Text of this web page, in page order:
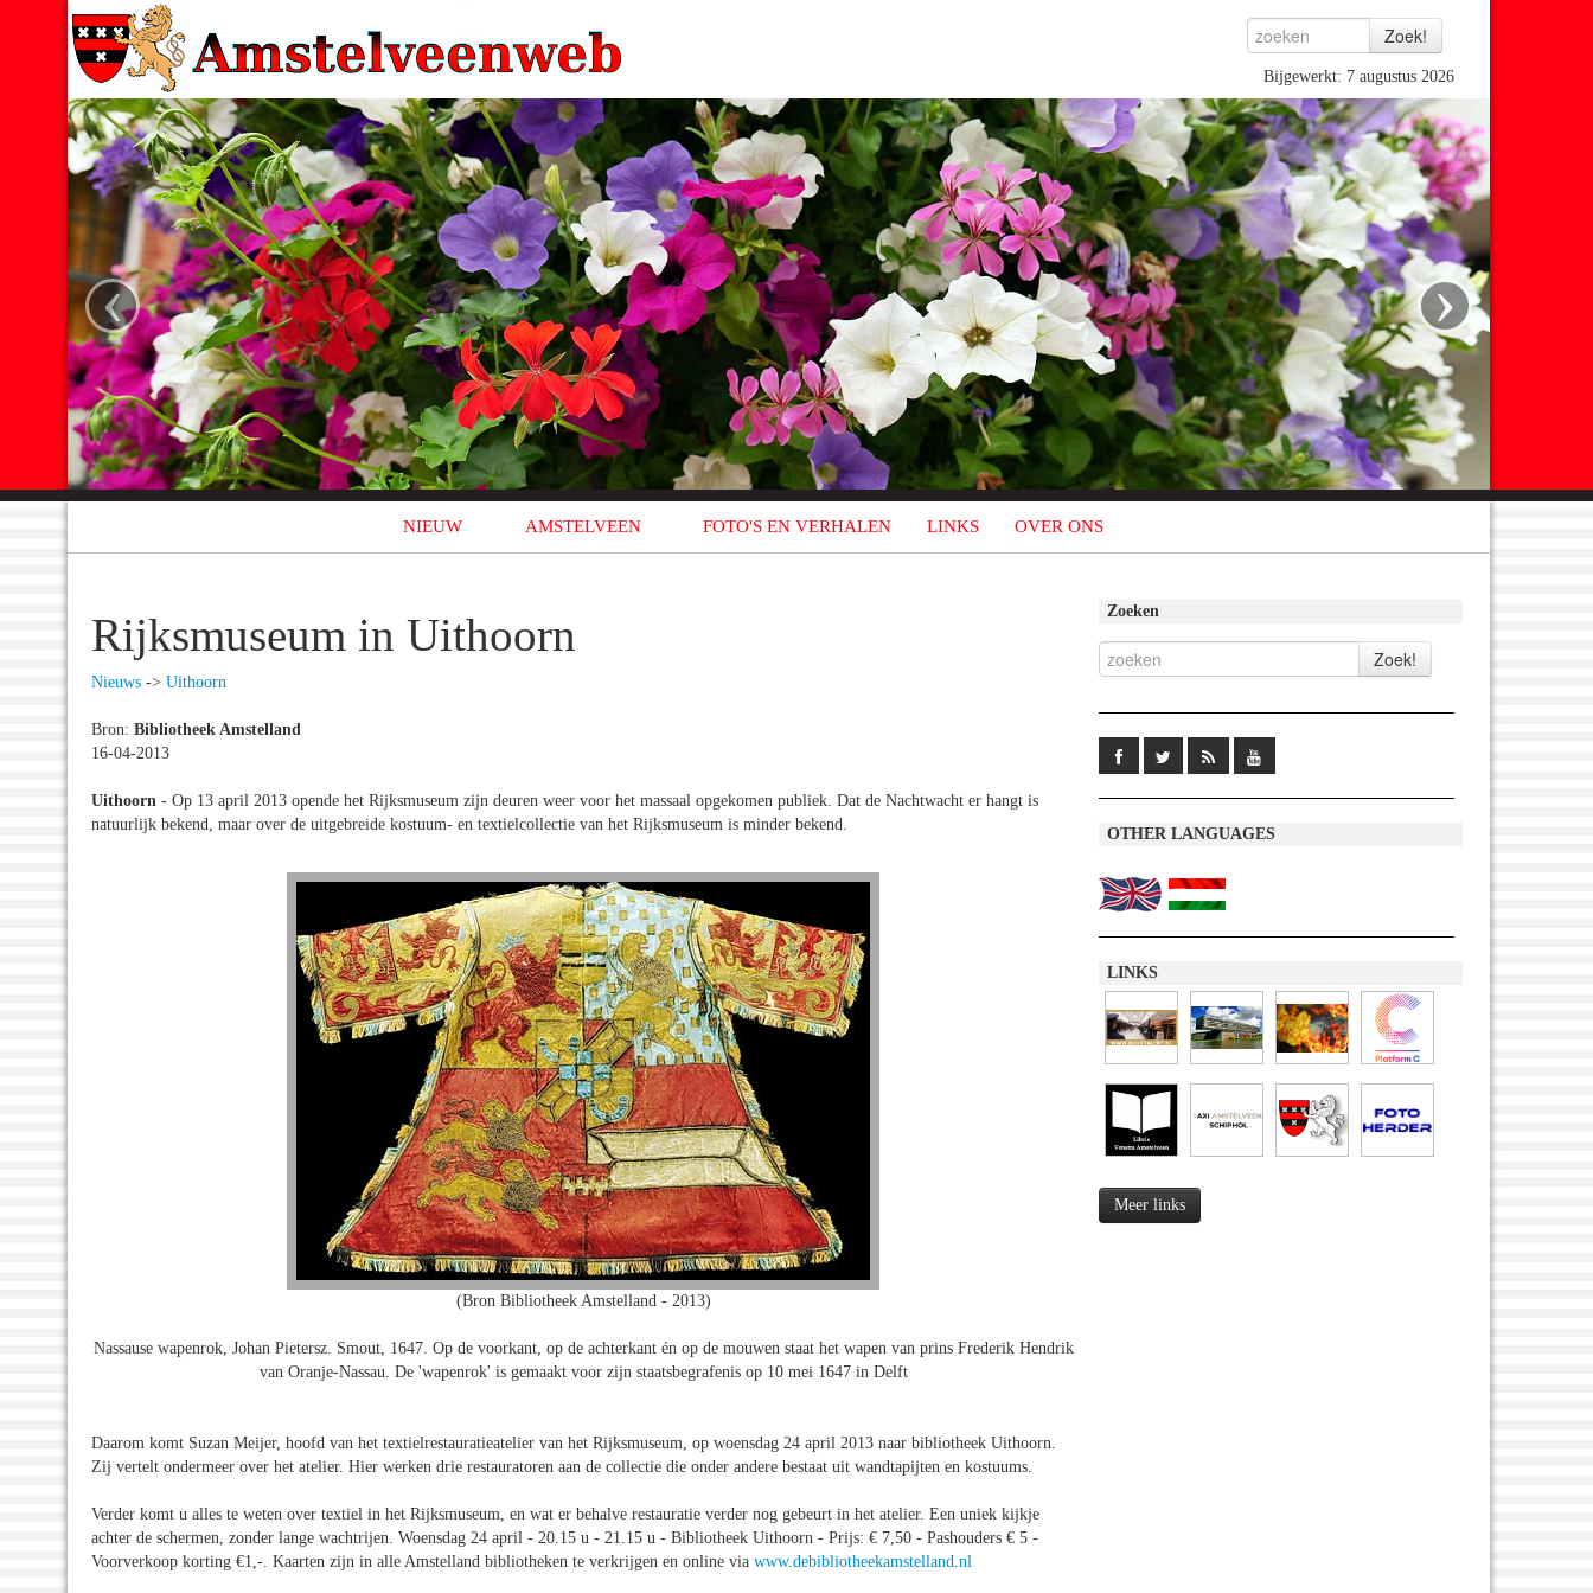
Bijgewerkt: 7 augustus 2026
‹ ›
NIEUW AMSTELVEEN FOTO'S EN VERHALEN LINKS OVER ONS
Rijksmuseum in Uithoorn
Nieuws -> Uithoorn
Bron: Bibliotheek Amstelland
16-04-2013
Uithoorn - Op 13 april 2013 opende het Rijksmuseum zijn deuren weer voor het massaal opgekomen publiek. Dat de Nachtwacht er hangt is
natuurlijk bekend, maar over de uitgebreide kostuum- en textielcollectie van het Rijksmuseum is minder bekend.
(Bron Bibliotheek Amstelland - 2013)
Nassause wapenrok, Johan Pietersz. Smout, 1647. Op de voorkant, op de achterkant én op de mouwen staat het wapen van prins Frederik Hendrik
van Oranje-Nassau. De 'wapenrok' is gemaakt voor zijn staatsbegrafenis op 10 mei 1647 in Delft
Daarom komt Suzan Meijer, hoofd van het textielrestauratieatelier van het Rijksmuseum, op woensdag 24 april 2013 naar bibliotheek Uithoorn.
Zij vertelt ondermeer over het atelier. Hier werken drie restauratoren aan de collectie die onder andere bestaat uit wandtapijten en kostuums.
Verder komt u alles te weten over textiel in het Rijksmuseum, en wat er behalve restauratie verder nog gebeurt in het atelier. Een uniek kijkje
achter de schermen, zonder lange wachtrijen. Woensdag 24 april - 20.15 u - 21.15 u - Bibliotheek Uithoorn - Prijs: € 7,50 - Pashouders € 5 -
Voorverkoop korting €1,-. Kaarten zijn in alle Amstelland bibliotheken te verkrijgen en online via www.debibliotheekamstelland.nl
Zoeken
OTHER LANGUAGES
LINKS
Meer links